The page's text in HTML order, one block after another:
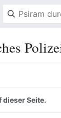
dieser Seite.